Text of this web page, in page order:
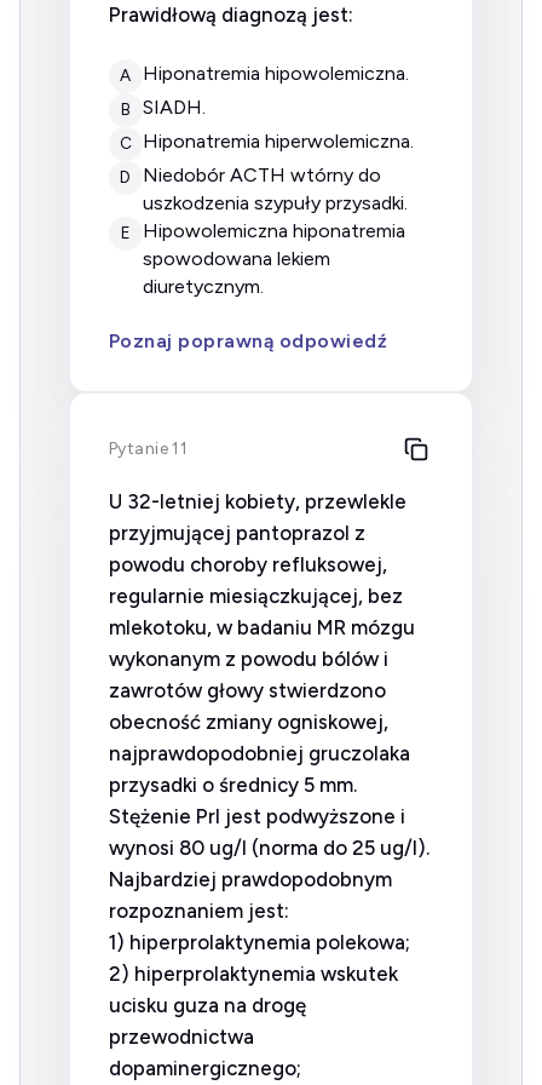
Prawidłową diagnozą jest:
A hiponatremia hipowolemiczna.
B SIADH.
C hiponatremia hiperwolemiczna.
D
niedobór ACTH wtórny do
uszkodzenia szypuły przysadki.
E
hipowolemiczna hiponatremia
spowodowana lekiem
diuretycznym.
Poznaj poprawną odpowiedź
Pytanie 11
U 32-letniej kobiety, przewlekle
przyjmującej pantoprazol z
powodu choroby refluksowej,
regularnie miesiączkującej, bez
mlekotoku, w badaniu MR mózgu
wykonanym z powodu bólów i
zawrotów głowy stwierdzono
obecność zmiany ogniskowej,
najprawdopodobniej gruczolaka
przysadki o średnicy 5 mm.
Stężenie Prl jest podwyższone i
wynosi 80 ug/l (norma do 25 ug/l).
Najbardziej prawdopodobnym
rozpoznaniem jest:
1) hiperprolaktynemia polekowa;
2) hiperprolaktynemia wskutek
ucisku guza na drogę
przewodnictwa
dopaminergicznego;